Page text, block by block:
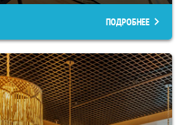
ПОДРОБНЕЕ